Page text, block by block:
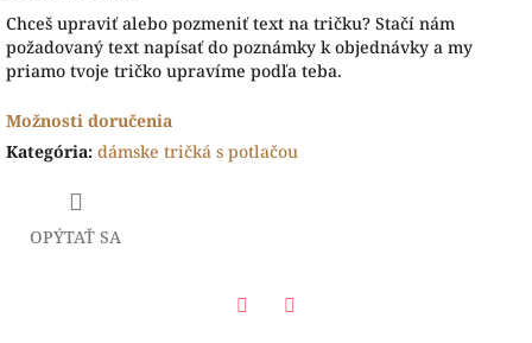
Chceš upraviť alebo pozmeniť text na tričku? Stačí nám
požadovaný text napísať do poznámky k objednávky a my
priamo tvoje tričko upravíme podľa teba.
Možnosti doručenia
Kategória: dámske tričká s potlačou
OPÝTAŤ SA